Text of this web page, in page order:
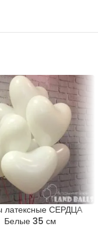
латексные СЕРДЦА
Белые 35 см